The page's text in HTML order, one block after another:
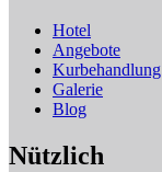
Hotel
Angebote
Kurbehandlung
Galerie
Blog
Nützlich